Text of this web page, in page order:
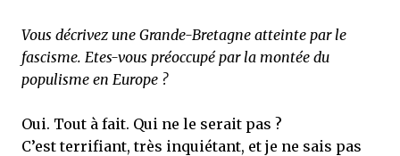
Vous décrivez une Grande-Bretagne atteinte par le
fascisme. Etes-vous préoccupé par la montée du
populisme en Europe ?
Oui. Tout à fait. Qui ne le serait pas ?
C’est terrifiant, très inquiétant, et je ne sais pas